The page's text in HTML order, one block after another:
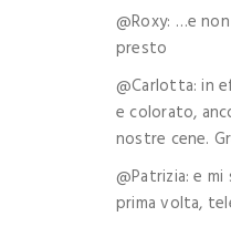
@Roxy: …e
presto
@Carlotta: in
e colorato,
nostre cene.
@Patrizia: e
prima volta,